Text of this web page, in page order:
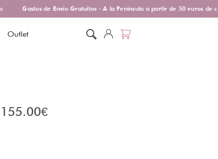
Gastos de Envío Gratuitos · A la Península a partir de 50 euros de
Outlet
155.00€